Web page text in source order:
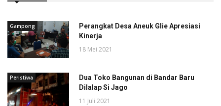
Gampong
Perangkat Desa Aneuk Glie Apresiasi
Kinerja
18 Mei 2021
Peristiwa
Dua Toko Bangunan di Bandar Baru
Dilalap Si Jago
11 Juli 2021